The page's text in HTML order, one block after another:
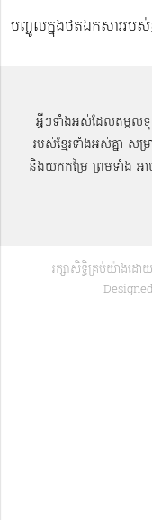
បញ្ចូលក្នុងថតឯកសាររបស់
អ្វីៗទាំងអស់ដែលតម្កល់ទុ
របស់ខ្មែរទាំងអស់គ្នា ស
និងយកកម្រៃ ព្រមទាំង អ
រក្សាសិទ្ធិគ្រប់យ៉ាងដ